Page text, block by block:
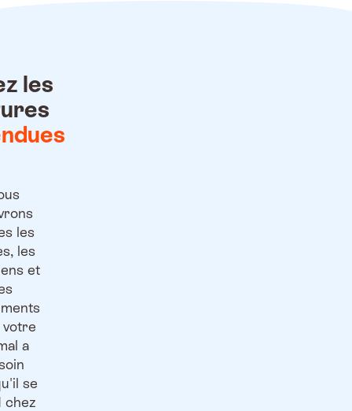
les
les
les
et
a
se
chez